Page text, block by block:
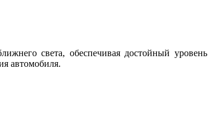
света, обеспечивая достойный уровень
автомобиля.